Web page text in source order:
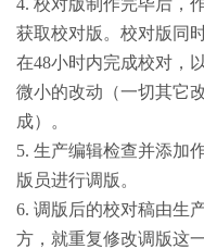
4. 校对版制作完毕后，
获取校对版。校对版同
在48小时内完成校对，
微小的改动（一切其它
成）。
5. 生产编辑检查并添加
版员进行调版。
6. 调版后的校对稿由生
方，就重复修改调版这